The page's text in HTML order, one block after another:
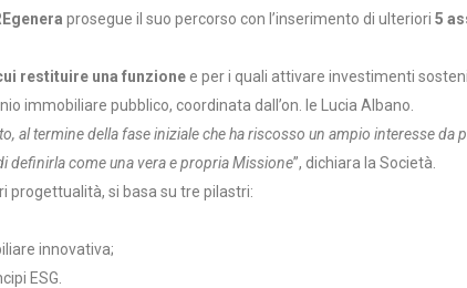
prosegue il suo percorso con l’inserimento di ulteriori 5
restituire una funzionee per i quali attivare investimenti
immobiliare pubblico, coordinata dall’on. le Lucia Albano.
al termine della fase iniziale che ha riscosso un ampio interesse da
definirla come una vera e propria Missione”, dichiara la Società.
progettualità, si basa su tre pilastri:
innovativa;
ESG.